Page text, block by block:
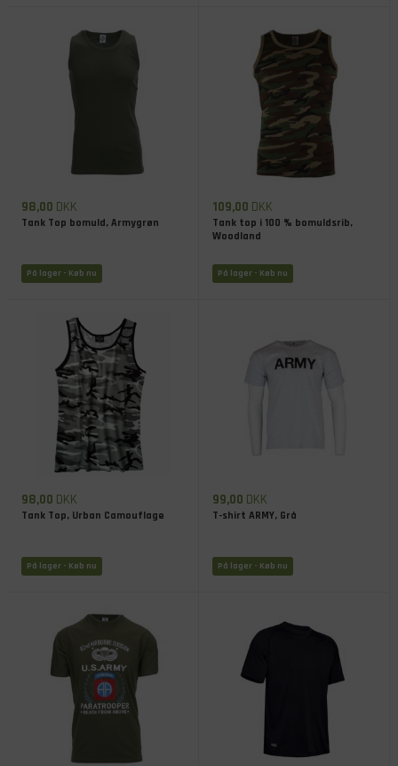
98,00 DKK
Tank Top bomuld, Armygrøn
På lager - Køb nu
109,00 DKK
Tank top i 100 % bomuldsrib,
Woodland
På lager - Køb nu
98,00 DKK
Tank Top, Urban Camouflage
På lager - Køb nu
99,00 DKK
T-shirt ARMY, Grå
På lager - Køb nu